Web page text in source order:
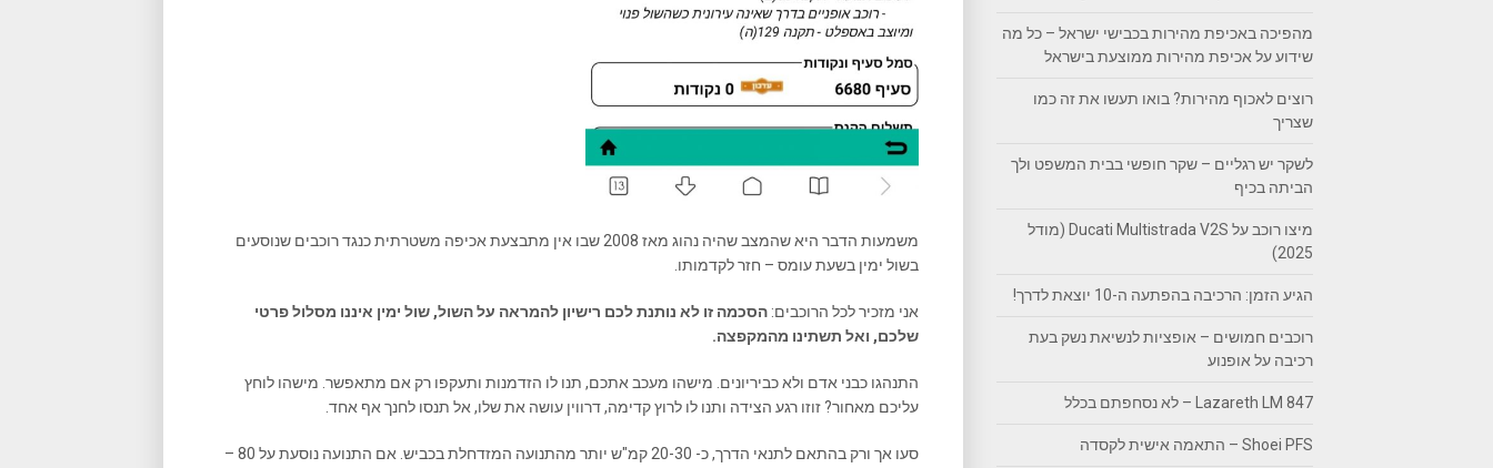
משמעות הדבר היא שהמצב שהיה נהוג מאז 2008 שבו אין מתבצעת אכיפה משטרתית כנגד רוכבים שנוסעים
בשול ימין בשעת עומס – חזר לקדמותו.
אני מזכיר לכל הרוכבים: הסכמה זו לא נותנת לכם רישיון להמראה על השול, שול ימין איננו מסלול פרטי
שלכם, ואל תשתינו מהמקפצה.
התנהגו כבני אדם ולא כביריונים. מישהו מעכב אתכם, תנו לו הזדמנות ותעקפו רק אם מתאפשר. מישהו לוחץ
עליכם מאחור? זוזו רגע הצידה ותנו לו לרוץ קדימה, דרווין עושה את שלו, אל תנסו לחנך אף אחד.
סעו אך ורק בהתאם לתנאי הדרך, כ- 20-30 קמ"ש יותר מהתנועה המזדחלת בכביש. אם התנועה נוסעת על 80 –
מהפיכה באכיפת מהירות בכבישי ישראל – כל מה
שידוע על אכיפת מהירות ממוצעת בישראל
רוצים לאכוף מהירות? בואו תעשו את זה כמו
שצריך
לשקר יש רגליים – שקר חופשי בבית המשפט ולך
הביתה בכיף
מיצו רוכב על Ducati Multistrada V2S (מודל
2025)
הגיע הזמן: הרכיבה בהפתעה ה-10 יוצאת לדרך!
רוכבים חמושים – אופציות לנשיאת נשק בעת
רכיבה על אופנוע
Lazareth LM 847 – לא נסחפתם בכלל
Shoei PFS – התאמה אישית לקסדה